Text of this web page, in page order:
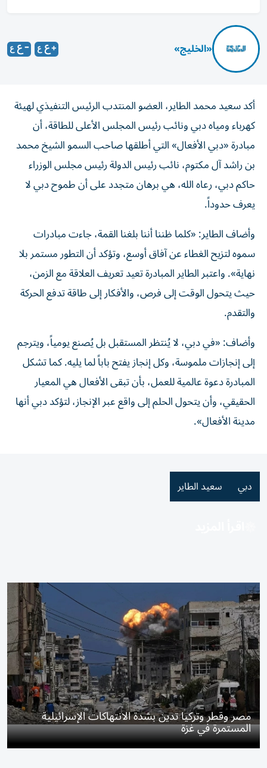
«الخليج»
أكد سعيد محمد الطاير، العضو المنتدب الرئيس التنفيذي لهيئة
كهرباء ومياه دبي ونائب رئيس المجلس الأعلى للطاقة، أن
مبادرة «دبي الأفعال» التي أطلقها صاحب السمو الشيخ محمد
بن راشد آل مكتوم، نائب رئيس الدولة رئيس مجلس الوزراء
حاكم دبي، رعاه الله، هي برهان متجدد على أن طموح دبي لا
يعرف حدوداً.
وأضاف الطاير: «كلما ظننا أننا بلغنا القمة، جاءت مبادرات
سموه لتزيح الغطاء عن آفاق أوسع، وتؤكد أن التطور مستمر بلا
نهاية». واعتبر الطاير المبادرة تعيد تعريف العلاقة مع الزمن،
حيث يتحول الوقت إلى فرص، والأفكار إلى طاقة تدفع الحركة
والتقدم.
وأضاف: «في دبي، لا يُنتظر المستقبل بل يُصنع يومياً، ويترجم
إلى إنجازات ملموسة، وكل إنجاز يفتح باباً لما يليه. كما تشكل
المبادرة دعوة عالمية للعمل، بأن تبقى الأفعال هي المعيار
الحقيقي، وأن يتحول الحلم إلى واقع عبر الإنجاز، لتؤكد دبي أنها
مدينة الأفعال».
دبي سعيد الطاير
مصر وقطر وتركيا تدين بشدة الانتهاكات الإسرائيلية
المستمرة في غزة